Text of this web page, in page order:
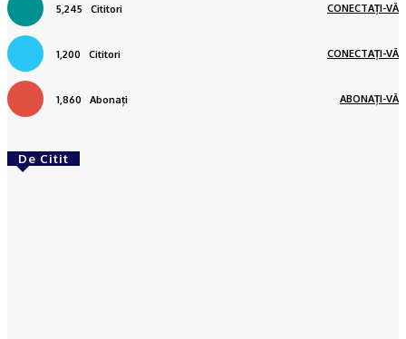
5,245 Cititori CONECTAȚI-VĂ
1,200 Cititori CONECTAȚI-VĂ
1,860 Abonați ABONAȚI-VĂ
De Citit